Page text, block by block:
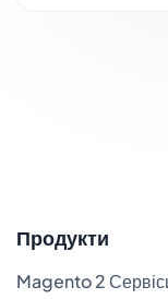
Продукти
Magento 2